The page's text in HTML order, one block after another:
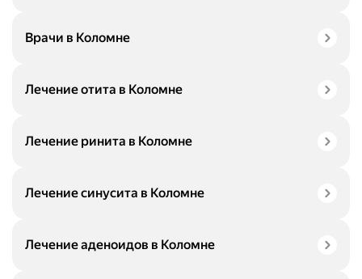
Врачи в Коломне
Лечение отита в Коломне
Лечение ринита в Коломне
Лечение синусита в Коломне
Лечение аденоидов в Коломне